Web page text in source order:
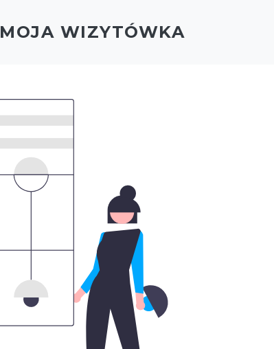
MOJA WIZYTÓWKA